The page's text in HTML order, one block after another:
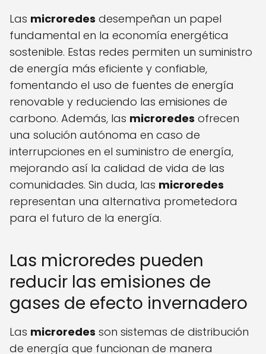
Las microredes desempeñan un papel
fundamental en la economía energética
sostenible. Estas redes permiten un suministro
de energía más eficiente y confiable,
fomentando el uso de fuentes de energía
renovable y reduciendo las emisiones de
carbono. Además, las microredes ofrecen
una solución autónoma en caso de
interrupciones en el suministro de energía,
mejorando así la calidad de vida de las
comunidades. Sin duda, las microredes
representan una alternativa prometedora
para el futuro de la energía.
Las microredes pueden
reducir las emisiones de
gases de efecto invernadero
Las microredes son sistemas de distribución
de energía que funcionan de manera